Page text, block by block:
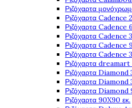
Ριζόχαρτα
Ριζόχαρτα Cadence
Ριζόχαρτα Cadence
Ριζόχαρτα Cadence
Ριζόχαρτα Cadence
Ριζόχαρτα Cadence
Ριζόχαρτα dreamart
Ριζόχαρτα Diamond
Ριζόχαρτα Diamond
Ριζόχαρτα Diamond
Ριζόχαρτα 90X90 εκ.